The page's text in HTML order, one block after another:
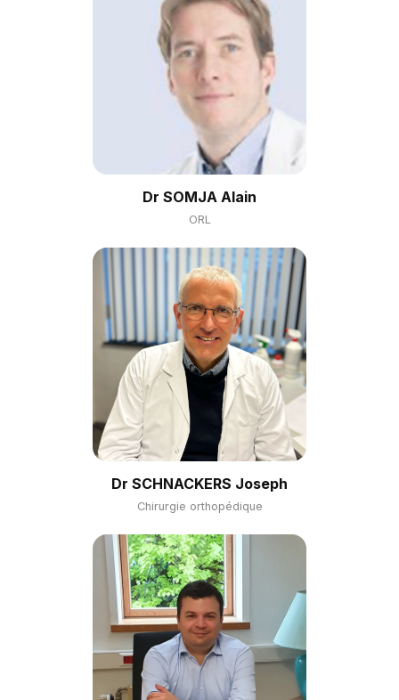
Dr SOMJA Alain
ORL
Dr SCHNACKERS Joseph
Chirurgie orthopédique